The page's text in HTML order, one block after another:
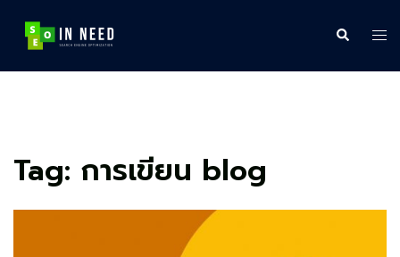
content
Search
Tag: การเขียน blog